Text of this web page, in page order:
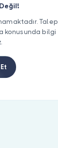
Talep
konusunda bilgi